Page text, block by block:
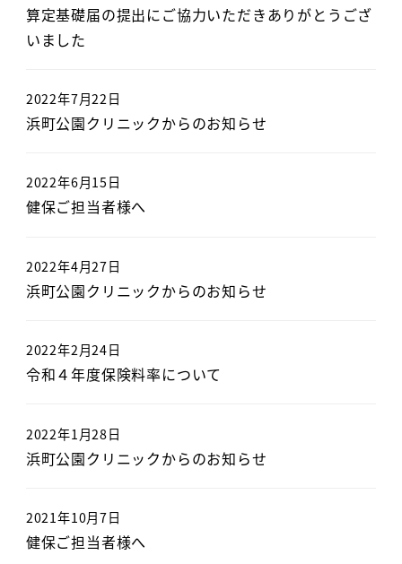
算定基礎届の提出にご協力いただきありがとうござ
いました
浜町公園クリニックからのお知らせ
2022年7月22日
健保ご担当者様へ
2022年6月15日
浜町公園クリニックからのお知らせ
2022年4月27日
令和４年度保険料率について
2022年2月24日
浜町公園クリニックからのお知らせ
2022年1月28日
健保ご担当者様へ
2021年10月7日